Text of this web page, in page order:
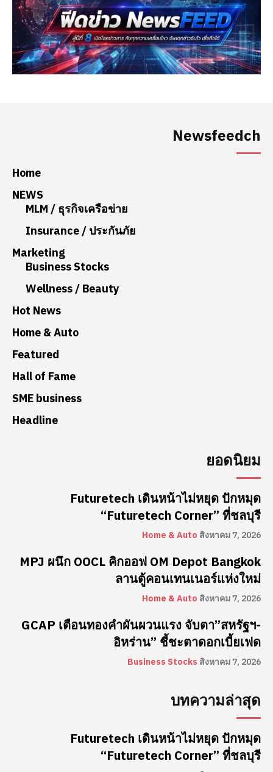
Newsfeedch
Home
NEWS
MLM / ธุรกิจเครือข่าย
Insurance / ประกันภัย
Marketing
Business Stocks
Wellness / Beauty
Hot News
Home & Auto
Featured
Hall of Fame
SME business
Headline
ยอดนิยม
Futuretech เดินหน้าไม่หยุด ปักหมุด
“Futuretech Corner” ที่ชลบุรี
Home & Auto สิงหาคม 7, 2026
MPJ ผนึก OOCL คิกออฟ OM Depot Bangkok
ลานตู้คอนเทนเนอร์แห่งใหม่
Home & Auto สิงหาคม 7, 2026
GCAP เตือนทองคำผันผวนแรง จับตา”สหรัฐฯ-
อิหร่าน” ชี้ชะตาดอกเบี้ยเฟด
Business Stocks สิงหาคม 7, 2026
บทความล่าสุด
Futuretech เดินหน้าไม่หยุด ปักหมุด
“Futuretech Corner” ที่ชลบุรี